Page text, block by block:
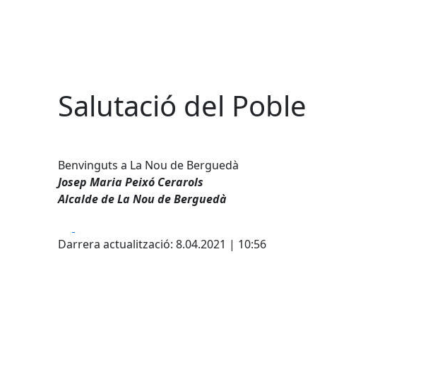
Salutació del Poble
Benvinguts a La Nou de Berguedà
Josep Maria Peixó Cerarols
Alcalde de La Nou de Berguedà
Darrera actualització: 8.04.2021 | 10:56